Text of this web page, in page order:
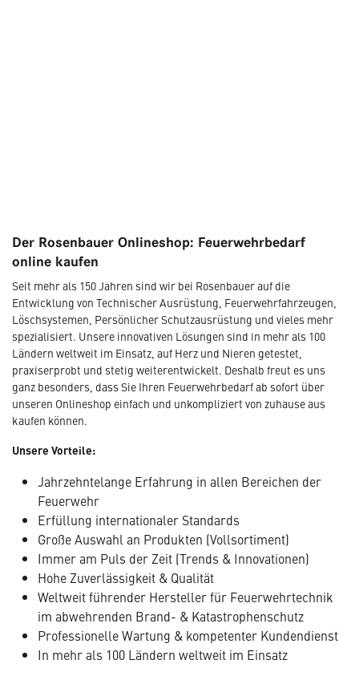
Der Rosenbauer Onlineshop: Feuerwehrbedarf
online kaufen
Seit mehr als 150 Jahren sind wir bei Rosenbauer auf die
Entwicklung von Technischer Ausrüstung, Feuerwehrfahrzeugen,
Löschsystemen, Persönlicher Schutzausrüstung und vieles mehr
spezialisiert. Unsere innovativen Lösungen sind in mehr als 100
Ländern weltweit im Einsatz, auf Herz und Nieren getestet,
praxiserprobt und stetig weiterentwickelt. Deshalb freut es uns
ganz besonders, dass Sie Ihren Feuerwehrbedarf ab sofort über
unseren Onlineshop einfach und unkompliziert von zuhause aus
kaufen können.
Unsere Vorteile:
Jahrzehntelange Erfahrung in allen Bereichen der
Feuerwehr
Erfüllung internationaler Standards
Große Auswahl an Produkten (Vollsortiment)
Immer am Puls der Zeit (Trends & Innovationen)
Hohe Zuverlässigkeit & Qualität
Weltweit führender Hersteller für Feuerwehrtechnik
im abwehrenden Brand- & Katastrophenschutz
Professionelle Wartung & kompetenter Kundendienst
In mehr als 100 Ländern weltweit im Einsatz